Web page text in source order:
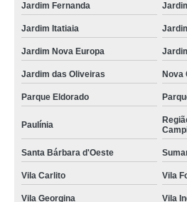
orçamento de curvamento de tubos a frio Vila
curvamento de tubo de aço inox Louveira
orçamento de curvamento de tubos a
Jardim Fernanda
Jardim Itatiaia
Jardim Nova Europa
Jardim das Oliveiras Nova
Parque Eldorado
Paulínia
Santa Bárbara d'Oeste
Vila Carlito Vila
Vila Georgina Vila